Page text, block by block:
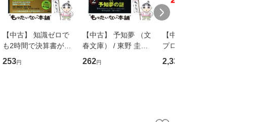
【中古】 知識ゼロで
も2時間で決算書が読
めるようになる！ 会
計超入門！ / 佐伯 良
253円
【中古】 予知夢 （文
春文庫） / 東野 圭吾 /
文藝春秋 [文庫]【メー
ル便送料無料】
262円
【中古】 野ブタ。を
プロデュース [DVD-B
OX] / バップ [DVD]
【メール便送料無料】
2,335